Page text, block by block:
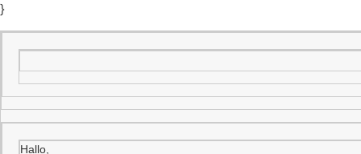
}
Hallo,